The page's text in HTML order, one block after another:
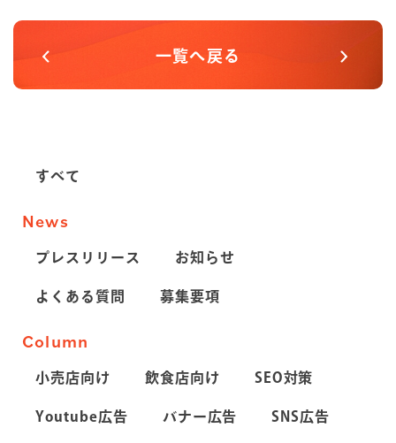
一覧へ戻る
すべて
News
プレスリリース お知らせ
よくある質問 募集要項
Column
小売店向け 飲食店向け SEO対策
Youtube広告 バナー広告 SNS広告